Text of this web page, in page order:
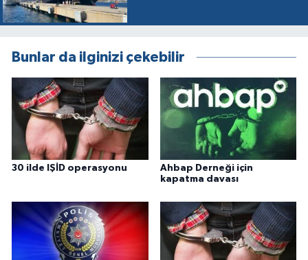
Bunlar da ilginizi çekebilir
30 ilde IŞİD operasyonu
Ahbap Derneği için
kapatma davası